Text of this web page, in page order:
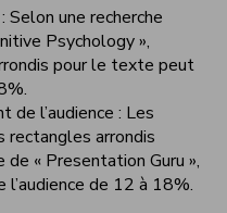
une recherche
Psychology »,
pour le texte peut
de l’audience : Les
arrondis
« Presentation Guru »,
l’audience de 12 à 18%.